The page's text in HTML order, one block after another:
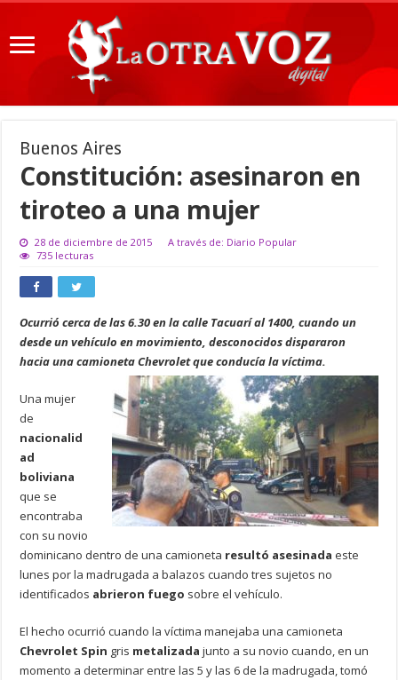
Buenos Aires
Constitución: asesinaron en
tiroteo a una mujer
28 de diciembre de 2015
A través de: Diario Popular
735 lecturas
Ocurrió cerca de las 6.30 en la calle Tacuarí al 1400, cuando un
desde un vehículo en movimiento, desconocidos dispararon
hacia una camioneta Chevrolet que conducía la víctima.
Una mujer
de
nacionalid
ad
boliviana
que se
encontraba
con su novio
dominicano dentro de una camioneta resultó asesinada este
lunes por la madrugada a balazos cuando tres sujetos no
identificados abrieron fuego sobre el vehículo.
El hecho ocurrió cuando la víctima manejaba una camioneta
Chevrolet Spin gris metalizada junto a su novio cuando, en un
momento a determinar entre las 5 y las 6 de la madrugada, tomó